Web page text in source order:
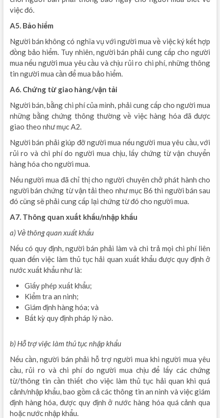
việc đó.
A5. Bảo hiểm
Người bán không có nghĩa vụ với người mua về việc ký kết hợp
đồng bảo hiểm. Tuy nhiên, người bán phải cung cấp cho người
mua nếu người mua yêu cầu và chịu rủi ro chi phí, những thông
tin người mua cần để mua bảo hiểm.
A6. Chứng từ giao hàng/vận tải
Người bán, bằng chi phí của mình, phải cung cấp cho người mua
những bằng chứng thông thường về việc hàng hóa đã được
giao theo như mục A2.
Người bán phải giúp đỡ người mua nếu người mua yêu cầu, với
rủi ro và chi phí do người mua chịu, lấy chứng từ vận chuyển
hàng hóa cho người mua.
Nếu người mua đã chỉ thị cho người chuyên chở phát hành cho
người bán chứng từ vận tải theo như mục B6 thì người bán sau
đó cũng sẽ phải cung cấp lại chứng từ đó cho người mua.
A7. Thông quan xuất khẩu/nhập khẩu
a) Về thông quan xuất khẩu
Nếu có quy định, người bán phải làm và chi trả mọi chi phí liên
quan đến việc làm thủ tục hải quan xuất khẩu được quy định ở
nước xuất khẩu như là:
Giấy phép xuất khẩu;
Kiểm tra an ninh;
Giám định hàng hóa; và
Bất kỳ quy định pháp lý nào.
b) Hỗ trợ việc làm thủ tục nhập khẩu
Nếu cần, người bán phải hỗ trợ người mua khi người mua yêu
cầu, rủi ro và chi phí do người mua chịu để lấy các chứng
từ/thông tin cần thiết cho việc làm thủ tục hải quan khi quá
cảnh/nhập khẩu, bao gồm cả các thông tin an ninh và việc giám
định hàng hóa, được quy định ở nước hàng hóa quá cảnh qua
hoặc nước nhập khẩu.